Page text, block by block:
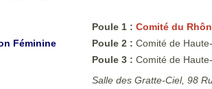
Féminine
Poule 1 : Comité du
Poule 2 : Comité de
Poule 3 : Comité de
Salle des Gratte-Ciel, 98